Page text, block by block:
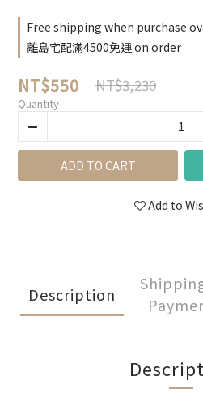
Free shipping when purchase
離島宅配滿4500免運 on order
NT$550 NT$3,230
Quantity
ADD TO CART
Add to
Description